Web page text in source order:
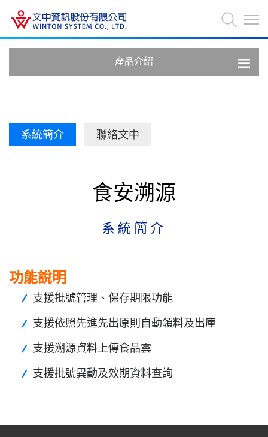
產品介紹
系統簡介 聯絡文中
食安溯源
系統簡介
功能說明
支援批號管理、保存期限功能
支援依照先進先出原則自動領料及出庫
支援溯源資料上傳食品雲
支援批號異動及效期資料查詢